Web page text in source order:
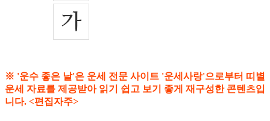
※ '운수 좋은 날'은 운세 전문 사이트 '운세사랑'으로부터 띠별
운세 자료를 제공받아 읽기 쉽고 보기 좋게 재구성한 콘텐츠입
니다. <편집자주>